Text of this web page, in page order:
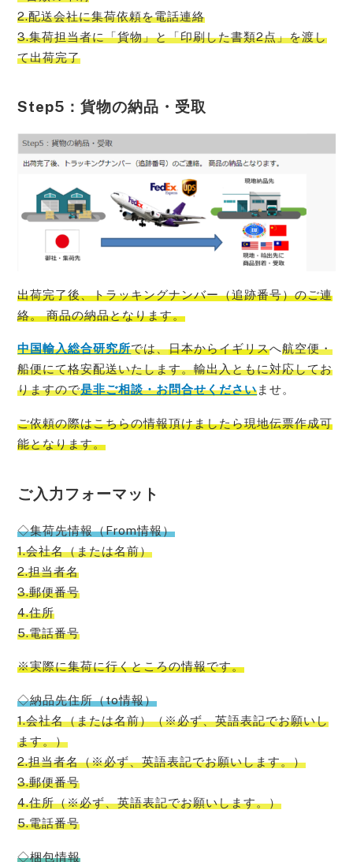
2.配送会社に集荷依頼を電話連絡
3.集荷担当者に「貨物」と「印刷した書類2点」を渡し
て出荷完了
Step5：貨物の納品・受取
出荷完了後、トラッキングナンバー（追跡番号）のご連
絡。 商品の納品となります。
中国輸入総合研究所では、日本からイギリスへ航空便・
船便にて格安配送いたします。輸出入ともに対応してお
りますので是非ご相談・お問合せくださいませ。
ご依頼の際はこちらの情報頂けましたら現地伝票作成可
能となります。
ご入力フォーマット
◇集荷先情報（From情報）
1.会社名（または名前）
2.担当者名
3.郵便番号
4.住所
5.電話番号
※実際に集荷に行くところの情報です。
◇納品先住所（to情報）
1.会社名（または名前）（※必ず、英語表記でお願いし
ます。）
2.担当者名（※必ず、英語表記でお願いします。）
3.郵便番号
4.住所（※必ず、英語表記でお願いします。）
5.電話番号
◇梱包情報